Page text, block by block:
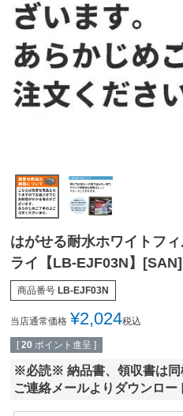
はがせる耐水ホワイトフ
ライ【LB-EJF03N】[SAN]
商品番号 LB-EJF03N
当店通常価格 ¥2,024税込
[ 20 ポイント進呈 ]
※必読※ 納品書、領収書は同
ご連絡メールよりダウンロ